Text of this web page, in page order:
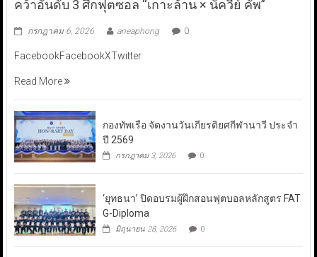
คว้าอันดับ 3 ศึกฟุตซอล “เกาะล้าน × นัควีย์ คัพ”
กรกฎาคม 6, 2026 aneaphong 0
FacebookFacebookXTwitter
Read More
กองทัพเรือ จัดงานวันเกียรติยศกีฬานาวี ประจำ
ปี 2569
กรกฎาคม 3, 2026 0
‘ยุทธนา’ ปิดอบรมผู้ฝึกสอนฟุตบอลหลักสูตร FAT
G-Diploma
มิถุนายน 28, 2026 0